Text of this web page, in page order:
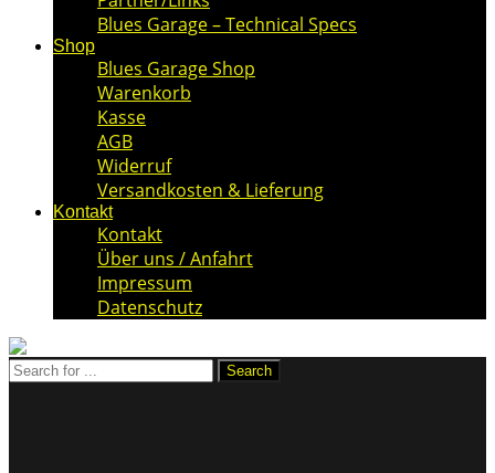
Blues Garage – Technical Specs
Shop
Blues Garage Shop
Warenkorb
Kasse
AGB
Widerruf
Versandkosten & Lieferung
Kontakt
Kontakt
Über uns / Anfahrt
Impressum
Datenschutz